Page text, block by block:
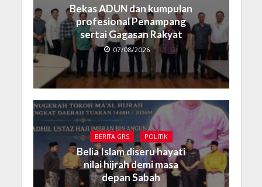
Bekas ADUN dan kumpulan
profesional Penampang
sertai Gagasan Rakyat
07/08/2026
BERITA GRS POLITIK
Belia Islam diseru hayati
nilai hijrah demi masa
depan Sabah